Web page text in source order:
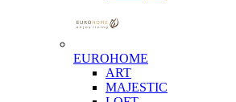
EUROHOME
ART
MAJESTIC